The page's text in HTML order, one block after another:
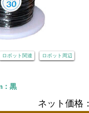
ロボット関連 ロボット周辺
：黒
ネット価格：